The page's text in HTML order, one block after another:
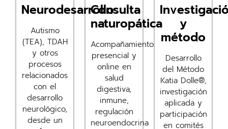
Neurodesarrollo
Autismo
(TEA), TDAH
y otros
procesos
relacionados
con el
desarrollo
neurológico,
desde un
Consulta
naturopática
Acompañamiento
presencial y
online en
salud
digestiva,
inmune,
regulación
neuroendocrina
y
método
Desarrollo
del Método
Katia Dolle®,
investigación
aplicada y
participación
en comités